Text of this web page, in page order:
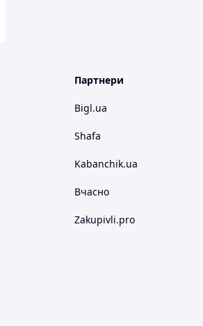
Партнери
Bigl.ua
Shafa
Kabanchik.ua
Вчасно
Zakupivli.pro